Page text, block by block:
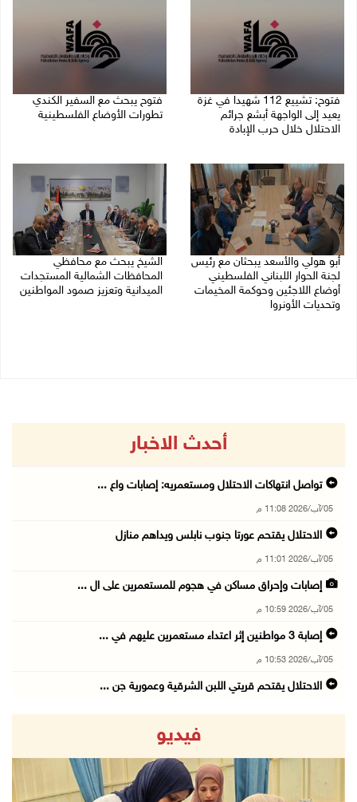
فتوح: تشييع 112 شهيدا في غزة
يعيد إلى الواجهة أبشع جرائم
الاحتلال خلال حرب الإبادة
فتوح يبحث مع السفير الكندي
تطورات الأوضاع الفلسطينية
أبو هولي والأسعد يبحثان مع رئيس
لجنة الحوار اللبناني الفلسطيني
أوضاع اللاجئين وحوكمة المخيمات
وتحديات الأونروا
الشيخ يبحث مع محافظي
المحافظات الشمالية المستجدات
الميدانية وتعزيز صمود المواطنين
أحدث الاخبار
تواصل انتهاكات الاحتلال ومستعمريه: إصابات واع ...
05/آب/2026 11:08 م
الاحتلال يقتحم عورتا جنوب نابلس ويداهم منازل
05/آب/2026 11:01 م
إصابات وإحراق مساكن في هجوم للمستعمرين على ال ...
05/آب/2026 10:59 م
إصابة 3 مواطنين إثر اعتداء مستعمرين عليهم في ...
05/آب/2026 10:53 م
الاحتلال يقتحم قريتي اللبن الشرقية وعمورية جن ...
الوزيرة شاهين تبحث مع نظيرها المصري مستجدات ا ...
05/آب/2026 10:43 م
مستعمرون يقتحمون بيت فجار جنوب بيت لحم
فيديو